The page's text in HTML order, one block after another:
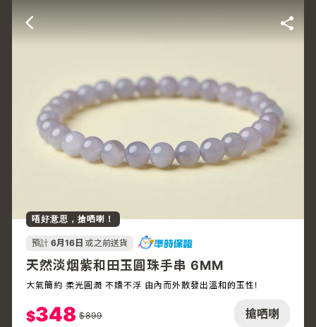
搶哂喇
唔好意思，搶哂喇！
預計 6月16日 或之前送貨
天然淡烟紫和田玉圓珠手串 6MM
大氣簡約 柔光圓潤 不嬌不浮 由內而外散發出溫和的玉性!
$348 $899